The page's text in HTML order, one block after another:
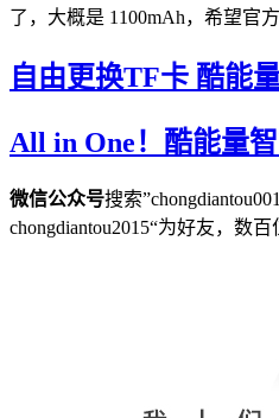
了，大概是 1100mAh，希望官
自由更换TF卡 酷能
All in One！酷能量
微信公众号搜索
chongdiantou2015“为好友，数